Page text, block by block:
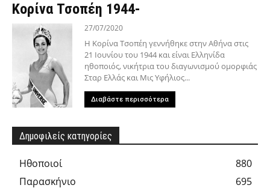
Κορίνα Τσοπέη 1944-
27/07/2020
Η Κορίνα Τσοπέη γεννήθηκε στην Αθήνα στις
21 Ιουνίου του 1944 και είναι Ελληνίδα
ηθοποιός, νικήτρια του διαγωνισμού ομορφιάς
Σταρ Ελλάς και Μις Υφήλιος...
Διαβάστε περισσότερα
Δημοφιλείς κατηγορίες
Hθοποιοί
880
Παρασκήνιο
695